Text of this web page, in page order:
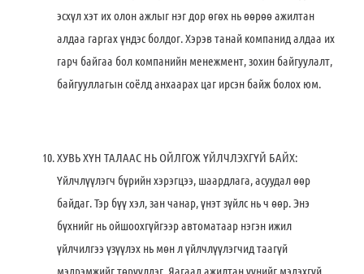
эсхүл хэт их олон ажлыг нэг дор өгөх нь өөрөө ажилтан
алдаа гаргах үндэс болдог. Хэрэв танай компанид алдаа их
гарч байгаа бол компанийн менежмент, зохин байгуулалт,
байгууллагын соёлд анхаарах цаг ирсэн байж болох юм.
ХУВЬ ХҮН ТАЛААС НЬ ОЙЛГОЖ ҮЙЛЧЛЭХГҮЙ БАЙХ:
Үйлчлүүлэгч бүрийн хэрэгцээ, шаардлага, асуудал өөр
байдаг. Тэр бүү хэл, зан чанар, үнэт зүйлс нь ч өөр. Энэ
бүхнийг нь ойшоохгүйгээр автоматаар нэгэн ижил
үйлчилгээ үзүүлэх нь мөн л үйлчлүүлэгчид таагүй
мэдрэмжийг төрүүлдэг. Яагаад ажилтан үүнийг мэдэхгүй